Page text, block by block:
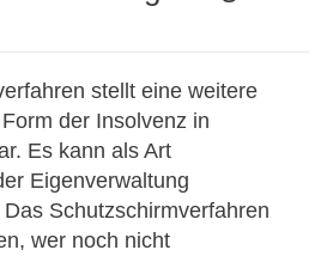
stellt eine weitere
der Insolvenz in
Es kann als Art
Eigenverwaltung
Schutzschirmverfahren
wer noch nicht